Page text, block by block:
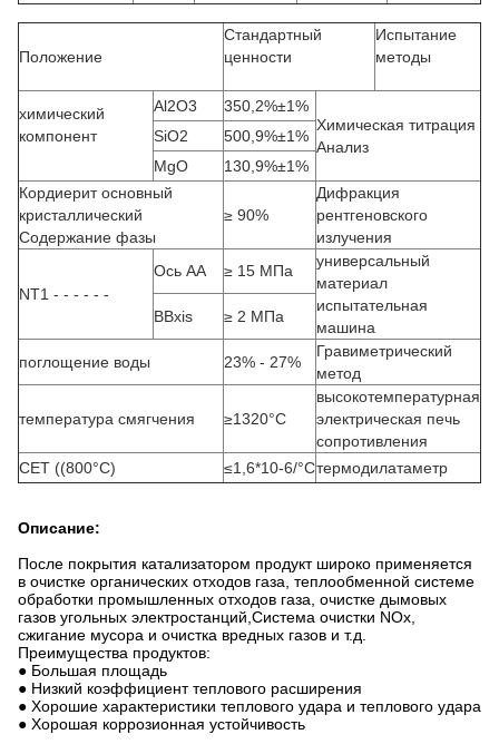
Положение
Стандартный
ценности
Испытание
методы
химический
компонент
Al2O3
350,2%±1%
Химическая титрация
Анализ
SiO2
500,9%±1%
MgO
130,9%±1%
Кордиерит основный
кристаллический
Содержание фазы
≥ 90%
Дифракция
рентгеновского
излучения
NT1 - - - - - -
Ось AA ≥ 15 МПа
универсальный
материал
испытательная
машина
BBxis ≥ 2 МПа
поглощение воды 23% - 27%
Гравиметрический
метод
температура смягчения ≥1320°C
высокотемпературная
электрическая печь
сопротивления
CET ((800°C)
≤1,6*10-6/°Cтермодилатаметр
Описание:
После покрытия катализатором продукт широко применяется
в очистке органических отходов газа, теплообменной системе
обработки промышленных отходов газа, очистке дымовых
газов угольных электростанций,Система очистки NOx,
сжигание мусора и очистка вредных газов и т.д.
Преимущества продуктов:
● Большая площадь
● Низкий коэффициент теплового расширения
● Хорошие характеристики теплового удара и теплового удара
● Хорошая коррозионная устойчивость